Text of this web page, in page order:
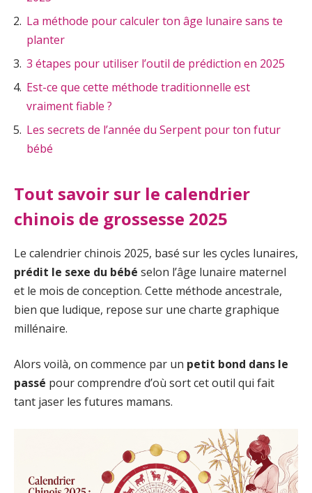
La méthode pour calculer ton âge lunaire sans te
planter
3 étapes pour utiliser l’outil de prédiction en 2025
Est-ce que cette méthode traditionnelle est
vraiment fiable ?
Les secrets de l’année du Serpent pour ton futur
bébé
Tout savoir sur le calendrier
chinois de grossesse 2025
Le calendrier chinois 2025, basé sur les cycles lunaires,
prédit le sexe du bébé selon l’âge lunaire maternel
et le mois de conception. Cette méthode ancestrale,
bien que ludique, repose sur une charte graphique
millénaire.
Alors voilà, on commence par un petit bond dans le
passé pour comprendre d’où sort cet outil qui fait
tant jaser les futures mamans.